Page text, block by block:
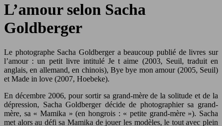
L’amour selon Sacha
Goldberger
Le photographe Sacha Goldberger a beaucoup publié de livres sur
l’amour : un petit livre intitulé Je t aime (2003, Seuil, traduit en
anglais, en allemand, en chinois), Bye bye mon amour (2005, Seuil)
et Made in love (2007, Hoebeke).
En décembre 2006, pour sortir sa grand-mère de la solitude et de la
dépression, Sacha Goldberger décide de photographier sa grand-
mère, sa « Mamika » (en hongrois : « petite grand-mère »). Sacha
met alors au défi sa Mamika de jouer les modèles, le tout avec plein